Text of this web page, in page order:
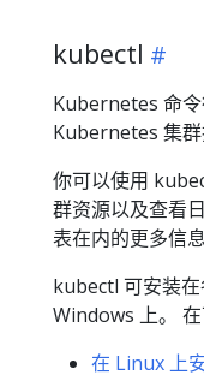
kubectl
Kubernetes 命
Kubernetes 集群
你可以使用
群资源以及查看
表在内的更多信
kubectl 可安装
Windows 上。 在
在 Linux 上